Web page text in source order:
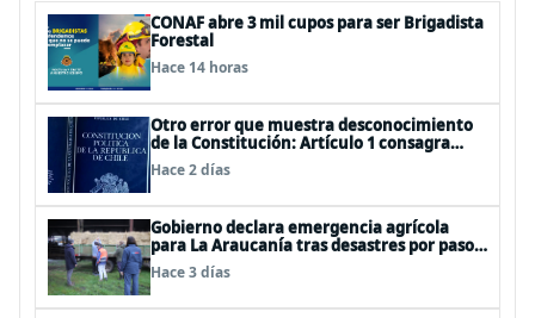
CONAF abre 3 mil cupos para ser Brigadista
Forestal
Hace 14 horas
Otro error que muestra desconocimiento
de la Constitución: Artículo 1 consagra
resguardar la seguridad nacional y
proteger a los ciudadanos
Hace 2 días
Gobierno declara emergencia agrícola
para La Araucanía tras desastres por pasos
de sistemas frontales
Hace 3 días